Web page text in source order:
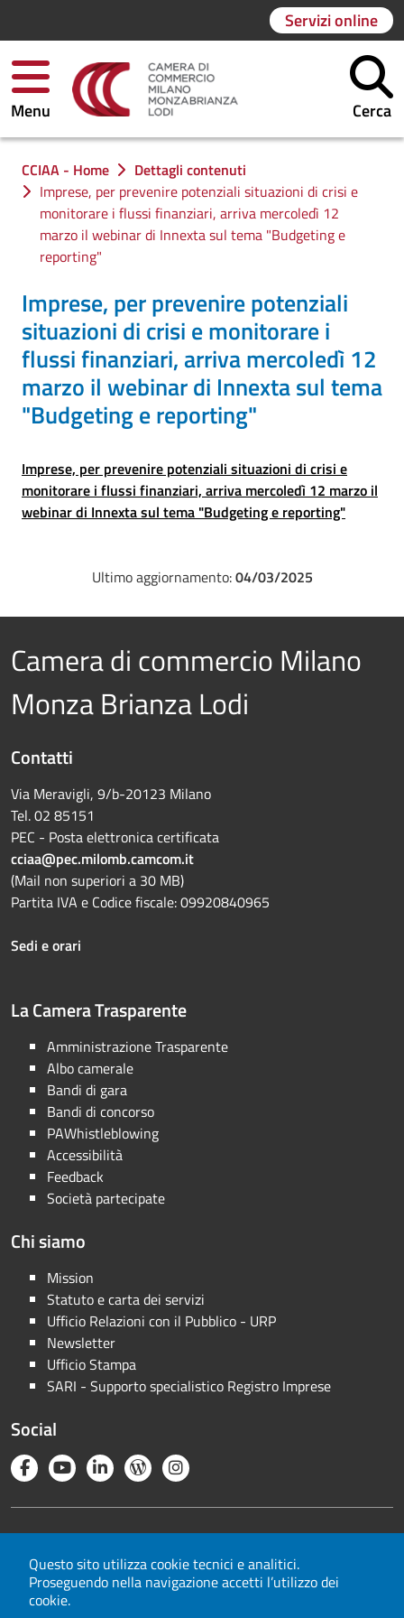
Questo sito utilizza cookie tecnici e analitici.
Proseguendo nella navigazione accetti l’utilizzo dei
cookie.
Servizi online
Menu Cerca
Ti trovi in:
CCIAA - Home
Dettagli contenuti
Imprese, per prevenire potenziali situazioni di crisi e
monitorare i flussi finanziari, arriva mercoledì 12
marzo il webinar di Innexta sul tema "Budgeting e
reporting"
Imprese, per prevenire potenziali
situazioni di crisi e monitorare i
flussi finanziari, arriva mercoledì 12
marzo il webinar di Innexta sul tema
"Budgeting e reporting"
Imprese, per prevenire potenziali situazioni di crisi e
monitorare i flussi finanziari, arriva mercoledì 12 marzo il
webinar di Innexta sul tema "Budgeting e reporting"
Ultimo aggiornamento:04/03/2025
Camera di commercio Milano
Monza Brianza Lodi
Contatti
Via Meravigli, 9/b-20123 Milano
Tel. 02 85151
PEC - Posta elettronica certificata
cciaa@pec.milomb.camcom.it
(Mail non superiori a 30 MB)
Partita IVA e Codice fiscale: 09920840965
Sedi e orari
La Camera Trasparente
Amministrazione Trasparente
Albo camerale
Bandi di gara
Bandi di concorso
PAWhistleblowing
Accessibilità
Feedback
Società partecipate
Chi siamo
Mission
Statuto e carta dei servizi
Ufficio Relazioni con il Pubblico - URP
Newsletter
Ufficio Stampa
SARI - Supporto specialistico Registro Imprese
Social
Note legali
Privacy
Cookie
Mappa del sito